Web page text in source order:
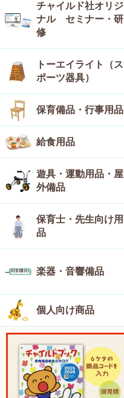
チャイルド社オリジ
ナル セミナー・研
修
トーエイライト（ス
ポーツ器具）
保育備品・行事用品
給食用品
遊具・運動用品・屋
外備品
保育士・先生向け用
品
楽器・音響備品
個人向け商品